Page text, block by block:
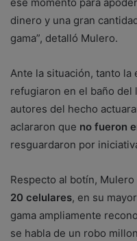
ese momento para
dinero y una gran
gama”, detalló Mulero.
Ante la situación, tanto la
refugiaron en el baño
autores del hecho
aclararon que no fueron
resguardaron por
Respecto al botín,
20 celulares, en su
gama ampliamente
se habla de un robo